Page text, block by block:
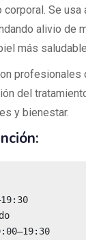
Se usa
alivio de
más
profesionales
del
y bienestar.